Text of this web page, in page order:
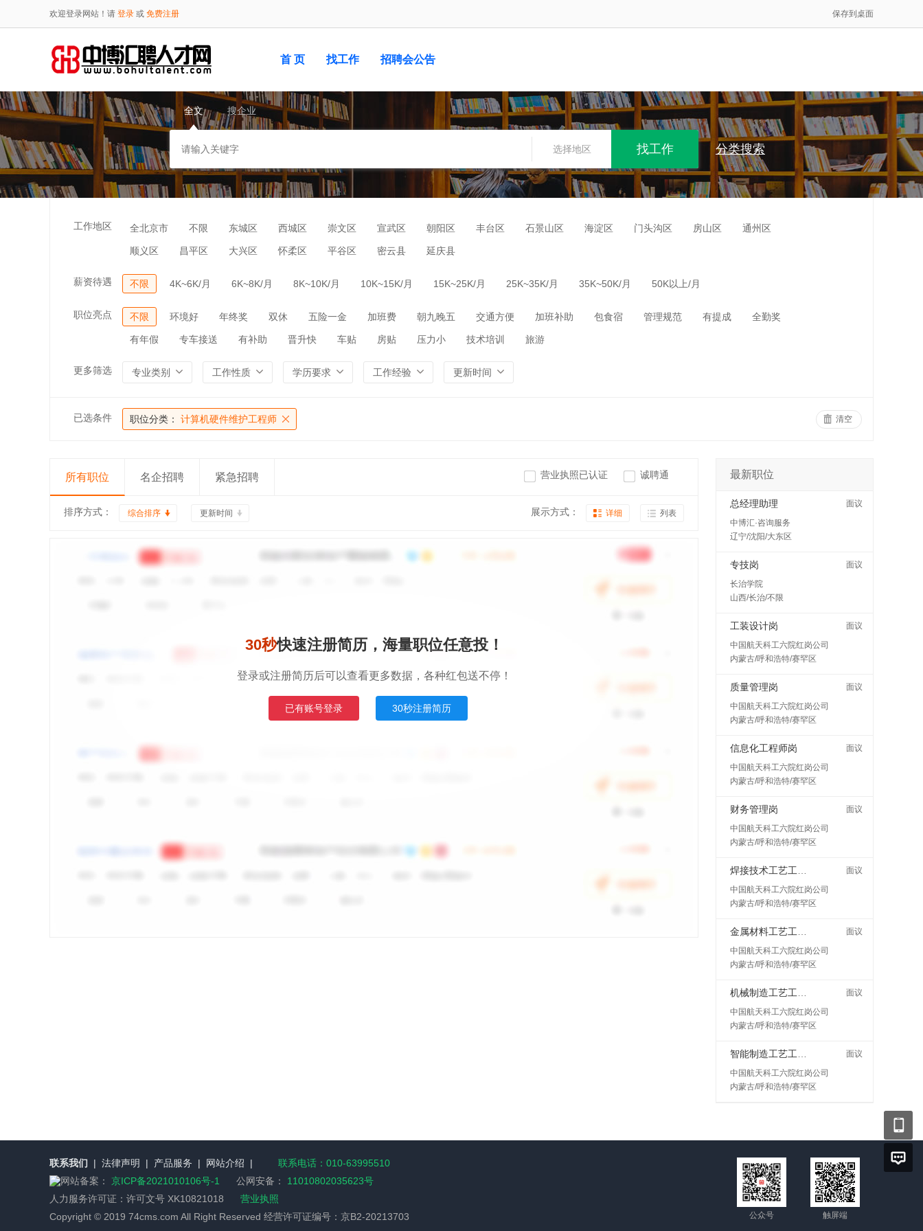
欢迎登录网站！请 登录 或 免费注册 保存到桌面
首 页 找工作 招聘会公告
全文 搜企业
选择地区 分类搜索
工作地区 全北京市 不限 东城区 西城区 崇文区 宣武区 朝阳区 丰台区 石景山区 海淀区 门头沟区 房山区 通州区
顺义区 昌平区 大兴区 怀柔区 平谷区 密云县 延庆县
薪资待遇 不限 4K~6K/月 6K~8K/月 8K~10K/月 10K~15K/月 15K~25K/月 25K~35K/月 35K~50K/月 50K以上/月
职位亮点 不限 环境好 年终奖 双休 五险一金 加班费 朝九晚五 交通方便 加班补助 包食宿 管理规范 有提成 全勤奖
有年假 专车接送 有补助 晋升快 车贴 房贴 压力小 技术培训 旅游
更多筛选 专业类别 工作性质 学历要求 工作经验 更新时间
已选条件 职位分类： 计算机硬件维护工程师 清空
所有职位 名企招聘 紧急招聘 营业执照已认证 诚聘通
排序方式： 综合排序 更新时间 展示方式： 详细 列表
30秒快速注册简历，海量职位任意投！
登录或注册简历后可以查看更多数据，各种红包送不停！
已有账号登录 30秒注册简历
最新职位
总经理助理
面议
中博汇·咨询服务
辽宁/沈阳/大东区
专技岗
面议
长治学院
山西/长治/不限
工装设计岗
面议
中国航天科工六院红岗公司
内蒙古/呼和浩特/赛罕区
质量管理岗
面议
中国航天科工六院红岗公司
内蒙古/呼和浩特/赛罕区
信息化工程师岗
面议
中国航天科工六院红岗公司
内蒙古/呼和浩特/赛罕区
财务管理岗
面议
中国航天科工六院红岗公司
内蒙古/呼和浩特/赛罕区
面议
中国航天科工六院红岗公司
内蒙古/呼和浩特/赛罕区
面议
中国航天科工六院红岗公司
内蒙古/呼和浩特/赛罕区
面议
中国航天科工六院红岗公司
内蒙古/呼和浩特/赛罕区
面议
中国航天科工六院红岗公司
内蒙古/呼和浩特/赛罕区
联系我们 | 法律声明 | 产品服务 | 网站介绍 |
联系电话：010-63995510
网站备案： 京ICP备2021010106号-1 公网安备：
11010802035623号
人力服务许可证： 许可文号 XK10821018
营业执照
Copyright © 2019 74cms.com All Right Reserved 经营许可证编号：京B2-20213703
公众号 触屏端